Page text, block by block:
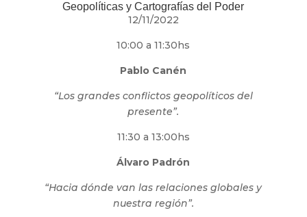
Geopolíticas y Cartografías del Poder
12/11/2022
10:00 a 11:30hs
Pablo Canén
“Los grandes conflictos geopolíticos del
presente”.
11:30 a 13:00hs
Álvaro Padrón
“Hacia dónde van las relaciones globales y
nuestra región”.